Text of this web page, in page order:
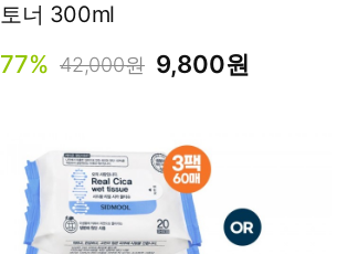
토너 300ml
77% 42,000원 9,800원